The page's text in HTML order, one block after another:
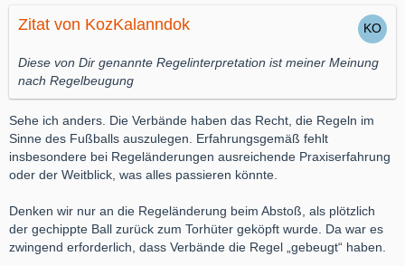
Zitat von KozKalanndok
Diese von Dir genannte Regelinterpretation ist meiner Meinung
nach Regelbeugung
Sehe ich anders. Die Verbände haben das Recht, die Regeln im
Sinne des Fußballs auszulegen. Erfahrungsgemäß fehlt
insbesondere bei Regeländerungen ausreichende Praxiserfahrung
oder der Weitblick, was alles passieren könnte.
Denken wir nur an die Regeländerung beim Abstoß, als plötzlich
der gechippte Ball zurück zum Torhüter geköpft wurde. Da war es
zwingend erforderlich, dass Verbände die Regel „gebeugt“ haben.